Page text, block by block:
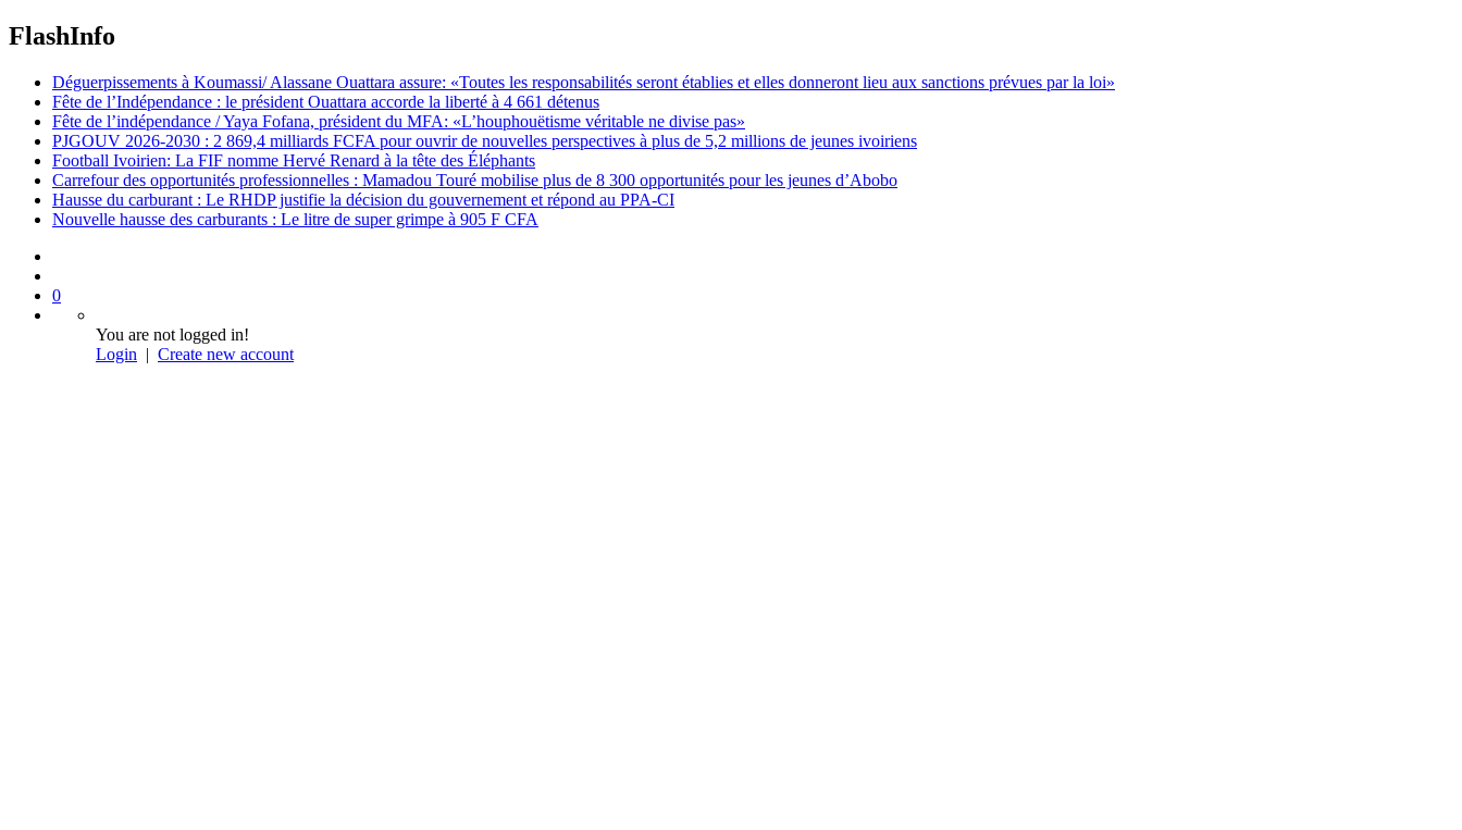
FlashInfo
Déguerpissements à Koumassi/ Alassane Ouattara assure: «Toutes les responsabilités seront établies et elles donneront lieu aux sanctions prévues par la loi»
Fête de l’Indépendance : le président Ouattara accorde la liberté à 4 661 détenus
Fête de l’indépendance / Yaya Fofana, président du MFA: «L’houphouëtisme véritable ne divise pas»
PJGOUV 2026-2030 : 2 869,4 milliards FCFA pour ouvrir de nouvelles perspectives à plus de 5,2 millions de jeunes ivoiriens
Football Ivoirien: La FIF nomme Hervé Renard à la tête des Éléphants
Carrefour des opportunités professionnelles : Mamadou Touré mobilise plus de 8 300 opportunités pour les jeunes d’Abobo
Hausse du carburant : Le RHDP justifie la décision du gouvernement et répond au PPA-CI
Nouvelle hausse des carburants : Le litre de super grimpe à 905 F CFA
0
You are not logged in!
Login | Create new account